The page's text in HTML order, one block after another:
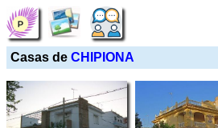
Casas de CHIPIONA